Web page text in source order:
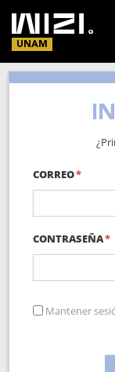
UNAM
CORREO
CONTRASEÑA
Mantener